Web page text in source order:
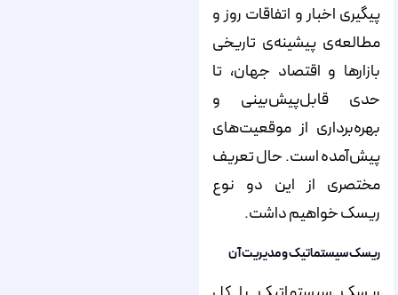
پیگیری اخبار و اتفاقات روز و
مطالعه‌ی پیشینه‌ی تاریخی
بازارها و اقتصاد جهان، تا
حدی قابل‌پیش‌بینی و
بهره‌برداری از موقعیت‌های
پیش‌آمده است. حال تعریف
مختصری از این دو نوع
ریسک خواهیم داشت.
ریسک سیستماتیک و مدیریت آن